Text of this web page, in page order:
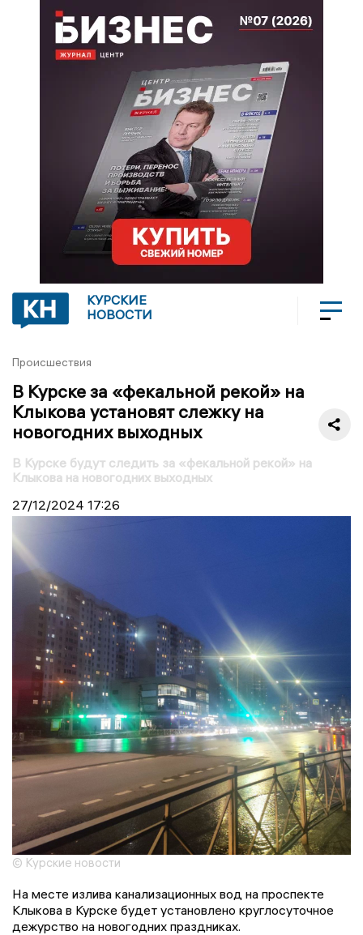
КУРСКИЕ
НОВОСТИ
Происшествия
В Курске за «фекальной рекой» на
Клыкова установят слежку на
новогодних выходных
В Курске будут следить за «фекальной рекой» на
Клыкова на новогодних выходных
27/12/2024 17:26
© Курские новости
На месте излива канализационных вод на проспекте
Клыкова в Курске будет установлено круглосуточное
дежурство на новогодних праздниках.